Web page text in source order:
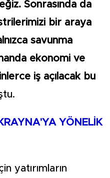
Sonrasında da
bir araya
savunma
ekonomi ve
iş açılacak bu
YÖNELİK
yatırımların